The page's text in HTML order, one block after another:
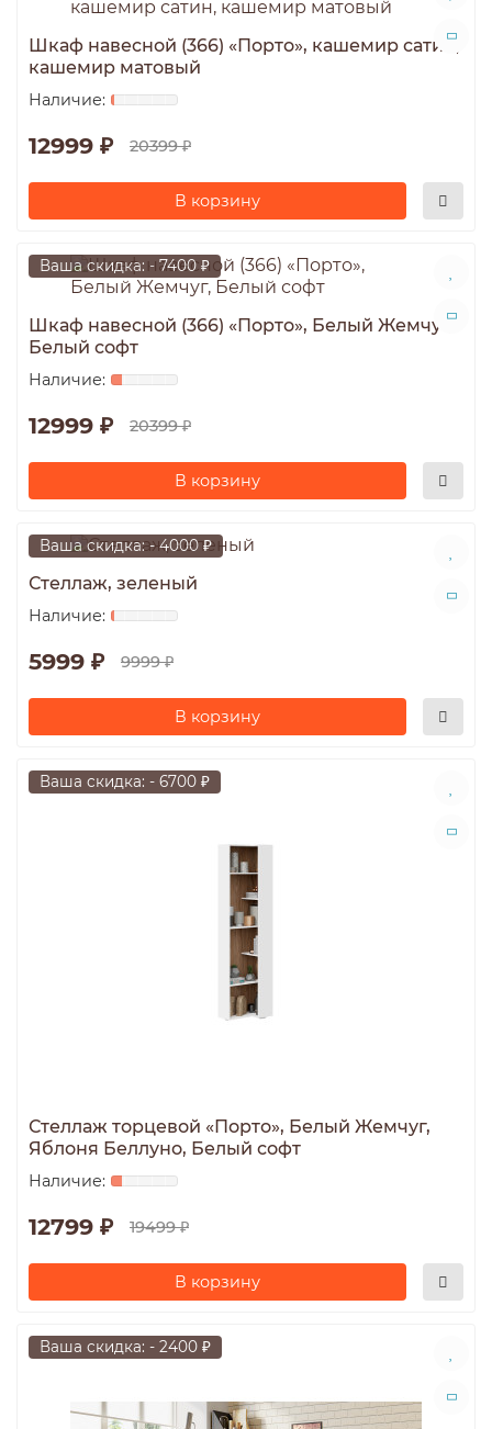
Шкаф навесной (366) «Порто», кашемир сатин,
кашемир матовый
12999 ₽ 20399 ₽
В корзину
Ваша скидка: - 7400 ₽
Шкаф навесной (366) «Порто», Белый Жемчуг,
Белый софт
12999 ₽ 20399 ₽
В корзину
Ваша скидка: - 4000 ₽
Стеллаж, зеленый
5999 ₽ 9999 ₽
В корзину
Ваша скидка: - 6700 ₽
Стеллаж торцевой «Порто», Белый Жемчуг,
Яблоня Беллуно, Белый софт
12799 ₽ 19499 ₽
В корзину
Ваша скидка: - 2400 ₽